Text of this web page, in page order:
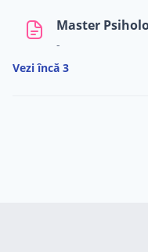
-
Vezi încă 3